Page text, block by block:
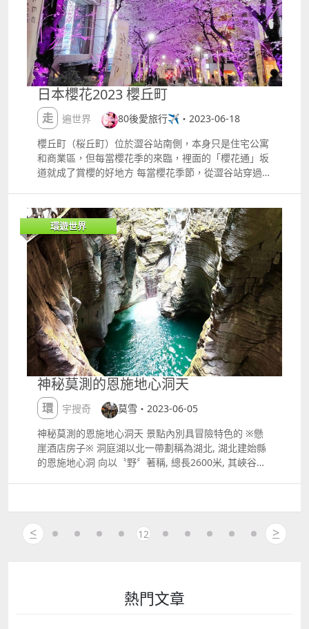
mo560_travelWebsite httpsmotravel.info 想追蹤澳
門信用卡、飛行里數、旅遊資訊？記得將MO560嘅追
蹤設定調整為「最愛」！打開埋「帖子通知」就保證唔
會錯過！
日本櫻花2023 櫻丘町
走遍世界
80後愛旅行✈️・2023-06-18
櫻丘町（桜丘町）位於澀谷站南側，本身只是住宅公寓
和商業區，但每當櫻花季的來臨，裡面的「櫻花通」坂
道就成了賞櫻的好地方 每當櫻花季節，從澀谷站穿過人
好，是兩旁長滿櫻花的一個小山丘。 由於櫻丘町 櫻花
通本身是一條可以行車的車道，所以要拍照打卡的話必
須注意車輛 ​ 每當有車輛駛過，照亮夜櫻的燈光都會熄
滅。 ​ 如果不一定要拍到紅燈籠的話，建議可以走到更
高的地方，相對人會少很多，可以隨意的拍照。 ​ 2023
年東京的櫻花比往年都開得早，而我剛好就在提早了的
櫻花盛開時候來到了日本，每天都能看到櫻花放題，真
的很幸福！ 風一吹，櫻花四飄散落一地，是個少少的櫻
吹雪效果 ​ 櫻丘町的斜坡地形可以隨意拍出好看的照
片，在不同的位置，成排的櫻花樹看起來像ldquo;櫻花
隧道rdquo; 。 ​
環遊世界
神秘莫測的恩施地心洞天
環宇搜奇
莫雪・2023-06-05
神秘莫測的恩施地心洞天 景點內別具冒險特色的 ※懸
崖酒店房子※ 洞庭湖以北一帶劃稱為湖北, 湖北建始縣
的恩施地心洞 向以〝野〞著稱, 總長2600米, 其峽谷幽
萬年前的「建始直立人遺址」 亦在此發現， 挑戰著世
風貌。 九寨歸來不看水、地心歸來不看穀, 便是民間對
其評論。 恩施地心洞天是國家4A級旅景區, 也是恩施峽
< 12 >
熱門文章